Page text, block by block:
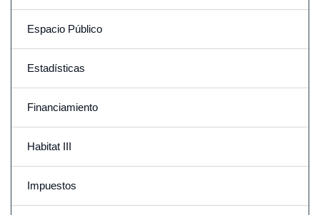
Espacio Público
Estadísticas
Financiamiento
Habitat III
Impuestos